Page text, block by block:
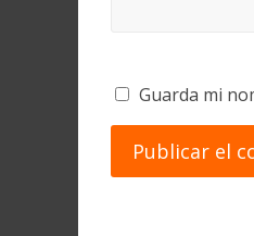
Guarda mi